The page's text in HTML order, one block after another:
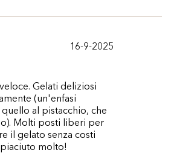
16-9-2025
Gelati deliziosi
(un'enfasi
al pistacchio, che
Molti posti liberi per
il gelato senza costi
molto!